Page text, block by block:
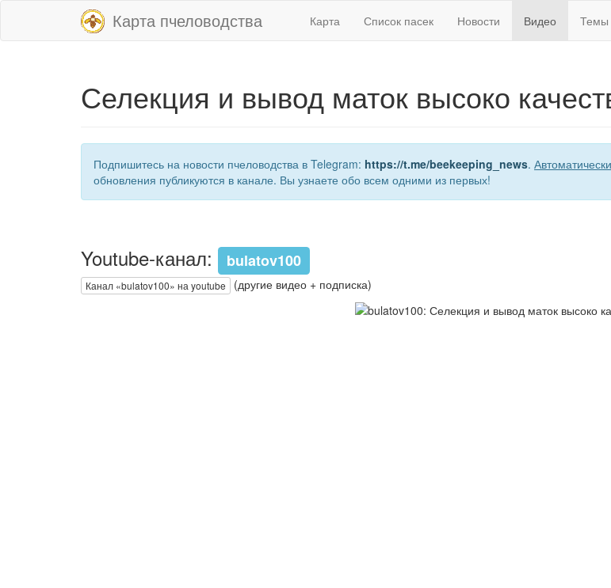
Карта пчеловодства Карта Список пасек Новости Видео Темы
Селекция и вывод маток высоко
Подпишитесь на новости пчеловодства в Telegram: https://t.me/beekeeping_news. Автоматически
обновления публикуются в канале. Вы узнаете обо всем одними из первых!
Youtube-канал: bulatov100
Канал «bulatov100» на youtube (другие видео + подписка)